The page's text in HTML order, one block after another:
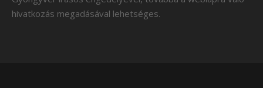
hivatkozás megadásával lehetséges.